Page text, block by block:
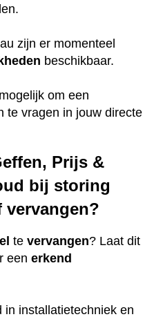
zijn er momenteel
beschikbaar.
om een
te vragen in jouw directe
Prijs &
bij storing
vervangen?
te vervangen? Laat dit
een erkend
in installatietechniek en